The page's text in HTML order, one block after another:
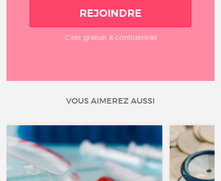
REJOINDRE
C'est gratuit & confidentiel
VOUS AIMEREZ AUSSI